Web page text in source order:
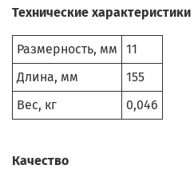
Технические характеристики
Размерность, мм
11
Длина, мм
155
Вес, кг
0,046
Качество